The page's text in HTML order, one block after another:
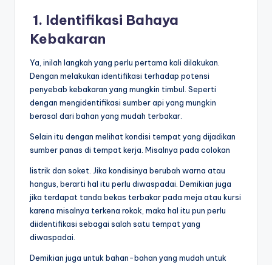
1. Identifikasi Bahaya
Kebakaran
Ya, inilah langkah yang perlu pertama kali dilakukan.
Dengan melakukan identifikasi terhadap potensi
penyebab kebakaran yang mungkin timbul. Seperti
dengan mengidentifikasi sumber api yang mungkin
berasal dari bahan yang mudah terbakar.
Selain itu dengan melihat kondisi tempat yang dijadikan
sumber panas di tempat kerja. Misalnya pada colokan
listrik dan soket. Jika kondisinya berubah warna atau
hangus, berarti hal itu perlu diwaspadai. Demikian juga
jika terdapat tanda bekas terbakar pada meja atau kursi
karena misalnya terkena rokok, maka hal itu pun perlu
diidentifikasi sebagai salah satu tempat yang
diwaspadai.
Demikian juga untuk bahan-bahan yang mudah untuk